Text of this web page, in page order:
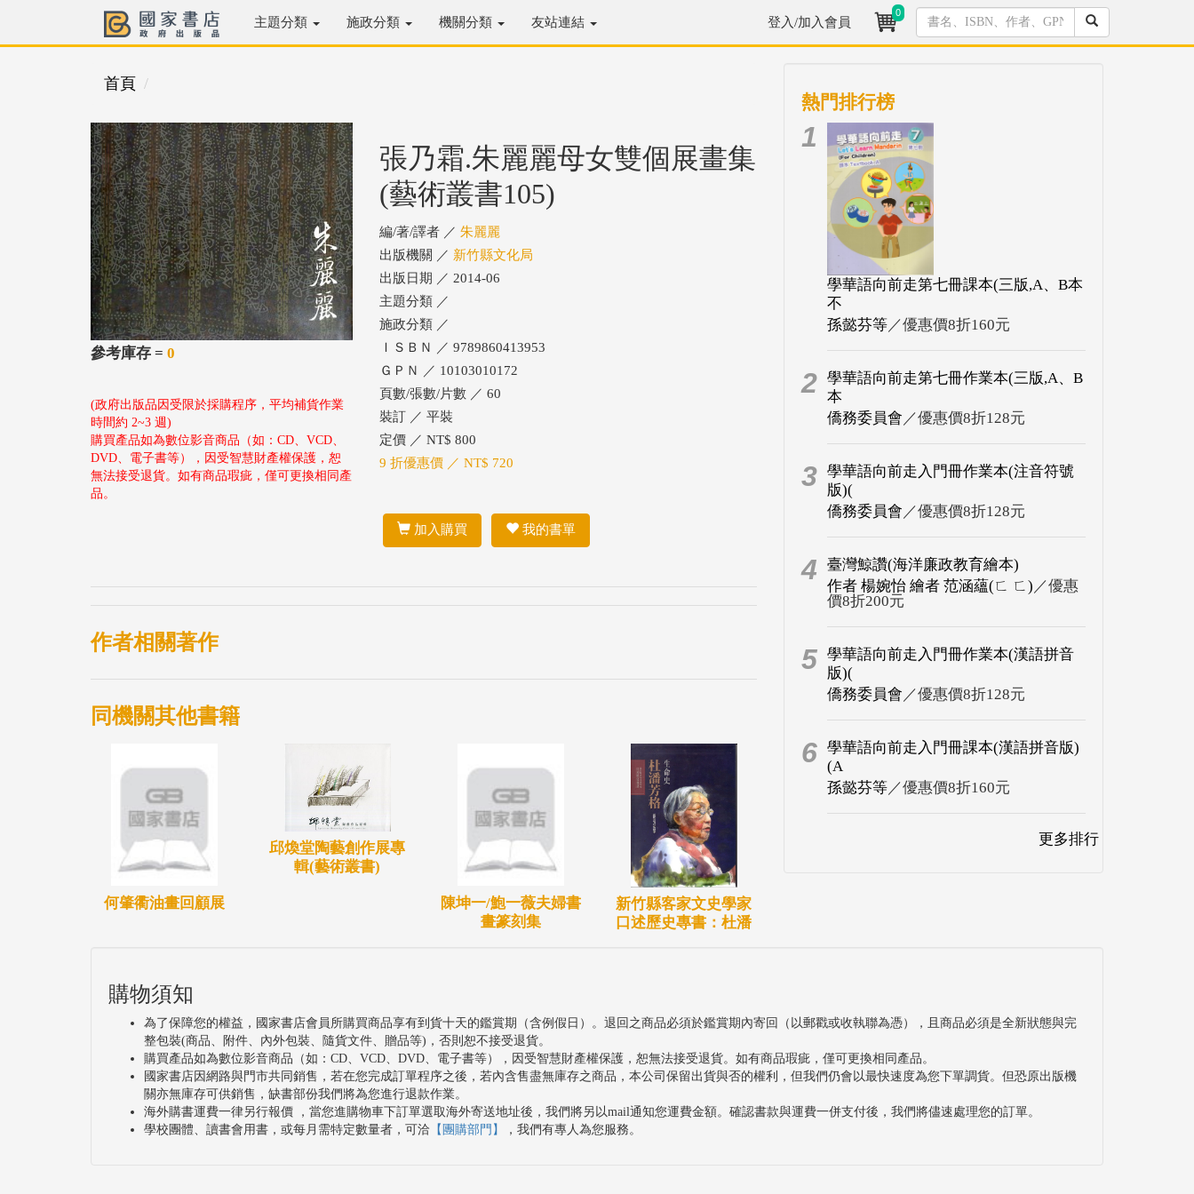
主題分類 施政分類 機關分類 友站連結 登入/加入會員
0
首頁
參考庫存 = 0
(政府出版品因受限於採購程序，平均補貨作業
時間約 2~3 週)
購買產品如為數位影音商品（如：CD、VCD、
DVD、電子書等），因受智慧財產權保護，恕
無法接受退貨。如有商品瑕疵，僅可更換相同產
品。
張乃霜.朱麗麗母女雙個展畫集
(藝術叢書105)
編/著/譯者 ／ 朱麗麗
出版機關 ／ 新竹縣文化局
出版日期 ／ 2014-06
主題分類 ／
施政分類 ／
ＩＳＢＮ ／ 9789860413953
ＧＰＮ ／ 10103010172
頁數/張數/片數 ／ 60
裝訂 ／ 平裝
定價 ／ NT$ 800
9 折優惠價 ／ NT$ 720
加入購買 我的書單
作者相關著作
同機關其他書籍
何肇衢油畫回顧展
邱煥堂陶藝創作展專
輯(藝術叢書)
陳坤一/鮑一薇夫婦書
畫篆刻集
新竹縣客家文史學家
口述歷史專書：杜潘
熱門排行榜
1
學華語向前走第七冊課本(三版,A、B本
不
孫懿芬等／優惠價8折160元
2 學華語向前走第七冊作業本(三版,A、B
本
僑務委員會 ／優惠價8折128元
3 學華語向前走入門冊作業本(注音符號
版)(
僑務委員會 ／優惠價8折128元
4
臺灣鯨讚(海洋廉政教育繪本)
作者 楊婉怡 繪者 范涵蘊(ㄈ ㄈ) ／優惠
價8折200元
5 學華語向前走入門冊作業本(漢語拼音
版)(
僑務委員會 ／優惠價8折128元
6 學華語向前走入門冊課本(漢語拼音版)
(A
孫懿芬等／優惠價8折160元
更多排行
購物須知
為了保障您的權益，國家書店會員所購買商品享有到貨十天的鑑賞期（含例假日）。退回之商品必須於鑑賞期內寄回（以郵戳或收執聯為憑），且商品必須是全新狀態與完
整包裝(商品、附件、內外包裝、隨貨文件、贈品等)，否則恕不接受退貨。
購買產品如為數位影音商品（如：CD、VCD、DVD、電子書等），因受智慧財產權保護，恕無法接受退貨。如有商品瑕疵，僅可更換相同產品。
國家書店因網路與門市共同銷售，若在您完成訂單程序之後，若內含售盡無庫存之商品，本公司保留出貨與否的權利，但我們仍會以最快速度為您下單調貨。但恐原出版機
關亦無庫存可供銷售，缺書部份我們將為您進行退款作業。
海外購書運費一律另行報價 ，當您進購物車下訂單選取海外寄送地址後，我們將另以mail通知您運費金額。確認書款與運費一併支付後，我們將儘速處理您的訂單。
學校團體、讀書會用書，或每月需特定數量者，可洽 【團購部門】 ，我們有專人為您服務。